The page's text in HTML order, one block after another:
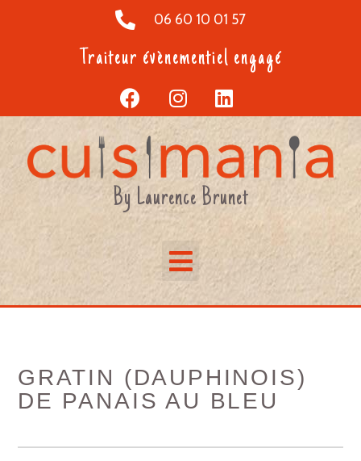
06 60 10 01 57
Traiteur évènementiel engagé
By Laurence Brunet
GRATIN (DAUPHINOIS)
DE PANAIS AU BLEU